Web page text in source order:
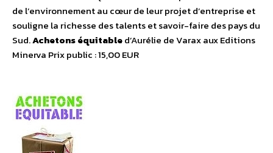
de l’environnement au cœur de leur projet d’entreprise et
souligne la richesse des talents et savoir-faire des pays du
Sud.Achetons équitabled’Aurélie de Varax aux Editions
Minerva Prix public : 15,00 EUR